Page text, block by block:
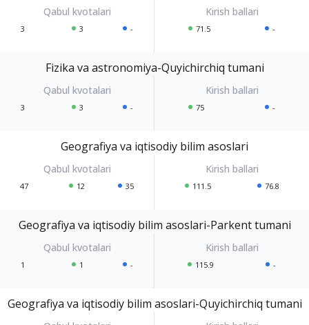
3 3 - 71.5 -
Fizika va astronomiya-Quyichirchiq tumani
3 3 - 75 -
Geografiya va iqtisodiy bilim asoslari
47 12 35 111.5 76.8
Geografiya va iqtisodiy bilim asoslari-Parkent tumani
1 1 - 115.9 -
Geografiya va iqtisodiy bilim asoslari-Quyichirchiq tumani